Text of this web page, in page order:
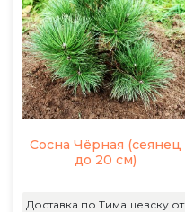
Сосна Чёрная (сеянец
до 20 см)
Доставка по Тимашевску от